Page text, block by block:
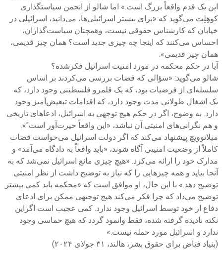
این یک قدم واقعاً بزرگ است.» اما شالو از انجمن سیاستگذاری
کوهِلِت می‌گوید که «برای بیشتر اسرائیلی‌ها، می‌دانید، اسرائیلی در
خیابان که کارشناس حقوقی نیست، وهمچنان سیاست‌گذاران،
احساس می‌کنند که اینجا چه چیزی جدید است؟ همان چیز قدیمی،
همان چیز قدیمی».
آیا در حکم محکمه در مورد امنیت اسرائیل فکرشده؟
شالو می‌گوید: «سؤالی که قضات بررسی می‌کردند بر اساس
سلسله‌ای از فرضیات بود، که یک قلمرو فلسطینی وجود دارد، که
یک اشغال طولانی مدت وجود دارد، که اقدامات تبعیض‌آمیز وجود
دارد. به وضوح، اگر در حکم هیچ توجهی به اسرائیل، ادعاهای تاریخی
و هم نگرانی‌های امنیتی آن نباشد، «این واقعاً حیرت‌آور است"».
میلانوویچ پیشنهاد می‌کند که اگر دولت اسرائیل می‌خواست قضات
کاملاً از وضعیت امنیتی آگاه شوند، «باید واقعاً به دادگاه می‌آمد» و
مدارک خود را ارائه می‌کرد. «هیچ چیزی مانع اسرائیل نمی‌شد که به
آنجا بیاید و همه چیزهایی را که نیاز به توضیح داشت از نظر امنیتی
توضیح دهد.» با این حال، او موافق است که «محکمه باید کمی بیشتر
توضیح می‌داد که چرا فکر می‌کند هیچ توجیهی ممکن برای ادعای
دفاع از خود توسط اسرائیل وجود ندارد. کمی عجیب است اگراین
نکته نادیده گرفته شده، فقط وانمود گردد که هیچ حماسی وجود
ندارد و اسرائیل مورد حمله نیست.»
(بنیاد فیاض برای حقوق بشر، هالند، ۳۱ جولای ۲۰۲۴)